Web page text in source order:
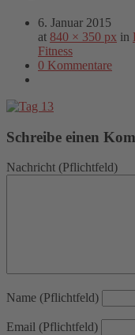
6. Januar 2015
at 840 × 350 px in
Fitness
0 Kommentare
Schreibe einen
Nachricht (Pflichtfeld)
Name (Pflichtfeld)
Email (Pflichtfeld)